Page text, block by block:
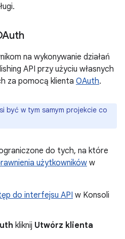
na wykonywanie działań
API przy użyciu własnych
za pomocą klienta OAuth.
być w tym samym projekcie co
do tych, na które
użytkownikóww
do interfejsu API w Konsoli
kliknij Utwórz klienta